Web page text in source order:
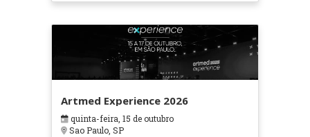
Artmed Experience 2026
quinta-feira, 15 de outubro
Sao Paulo, SP